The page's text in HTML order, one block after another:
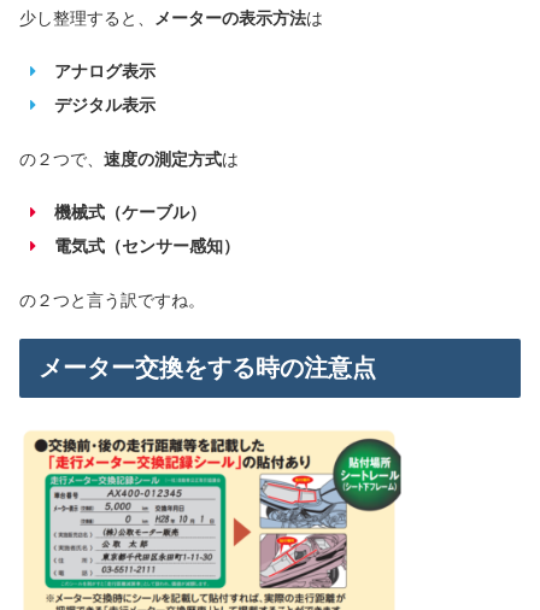
少し整理すると、 メーターの表示方法は
アナログ表示
デジタル表示
の２つで、 速度の測定方式は
機械式（ケーブル）
電気式（センサー感知）
の２つと言う訳ですね。
メーター交換をする時の注意点